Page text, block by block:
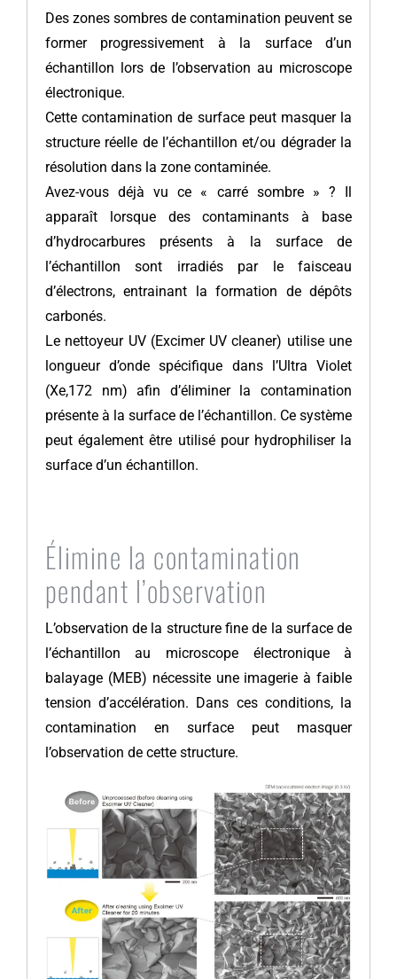
Des zones sombres de contamination peuvent se
former progressivement à la surface d’un
échantillon lors de l’observation au microscope
électronique.
Cette contamination de surface peut masquer la
structure réelle de l’échantillon et/ou dégrader la
résolution dans la zone contaminée.
Avez-vous déjà vu ce « carré sombre » ? Il
apparaît lorsque des contaminants à base
d’hydrocarbures présents à la surface de
l’échantillon sont irradiés par le faisceau
d’électrons, entrainant la formation de dépôts
carbonés.
Le nettoyeur UV (Excimer UV cleaner) utilise une
longueur d’onde spécifique dans l’Ultra Violet
(Xe,172 nm) afin d’éliminer la contamination
présente à la surface de l’échantillon. Ce système
peut également être utilisé pour hydrophiliser la
surface d’un échantillon.
Élimine la contamination
pendant l’observation
L’observation de la structure fine de la surface de
l’échantillon au microscope électronique à
balayage (MEB) nécessite une imagerie à faible
tension d’accélération. Dans ces conditions, la
contamination en surface peut masquer
l’observation de cette structure.